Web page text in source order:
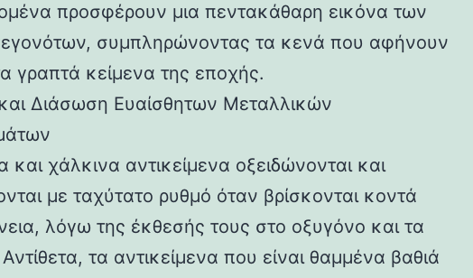
προσφέρουν μια πεντακάθαρη εικόνα των
συμπληρώνοντας τα κενά που αφήνουν
γραπτά κείμενα της εποχής.
Διάσωση Ευαίσθητων Μεταλλικών
και χάλκινα αντικείμενα οξειδώνονται και
με ταχύτατο ρυθμό όταν βρίσκονται κοντά
λόγω της έκθεσής τους στο οξυγόνο και τα
τα αντικείμενα που είναι θαμμένα βαθιά